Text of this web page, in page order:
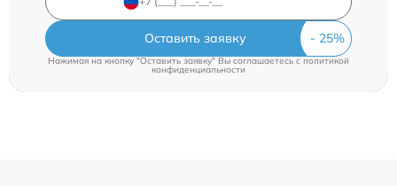
Оставить заявку
Нажимая на кнопку "Оставить заявку" Вы соглашаетесь cполитикой
конфиденциальности